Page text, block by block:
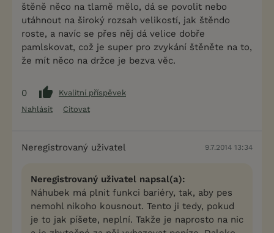
štěně něco na tlamě mělo, dá se povolit nebo
utáhnout na široký rozsah velikostí, jak štěndo
roste, a navíc se přes něj dá velice dobře
pamlskovat, což je super pro zvykání štěněte na to,
že mít něco na držce je bezva věc.
0
Kvalitní příspěvek
Nahlásit
Citovat
Neregistrovaný uživatel 9.7.2014 13:34
Neregistrovaný uživatel napsal(a):
Náhubek má plnit funkci bariéry, tak, aby pes
nemohl nikoho kousnout. Tento ji tedy, pokud
je to jak píšete, neplní. Takže je naprosto na nic